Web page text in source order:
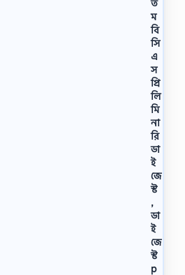
ত
ম
বি
সি
এ
স
প্রি
লি
মি
না
রি
ডা
ই
জে
স্ট
,
ডা
ই
জে
স্ট
p